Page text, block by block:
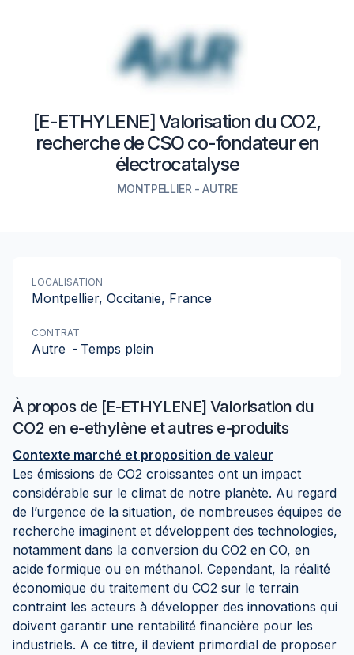
[E-ETHYLENE] Valorisation du CO2,
recherche de CSO co-fondateur en
électrocatalyse
MONTPELLIER -AUTRE
À propos de [E-ETHYLENE] Valorisation du
CO2 en e-ethylène et autres e-produits
Contexte marché et proposition de valeur
Les émissions de CO2 croissantes ont un impact
considérable sur le climat de notre planète. Au regard
de l’urgence de la situation, de nombreuses équipes de
recherche imaginent et développent des technologies,
notamment dans la conversion du CO2 en CO, en
acide formique ou en méthanol. Cependant, la réalité
économique du traitement du CO2 sur le terrain
contraint les acteurs à développer des innovations qui
doivent garantir une rentabilité financière pour les
industriels. A ce titre, il devient primordial de proposer
LOCALISATION
Montpellier, Occitanie, France
CONTRAT
Autre - Temps plein